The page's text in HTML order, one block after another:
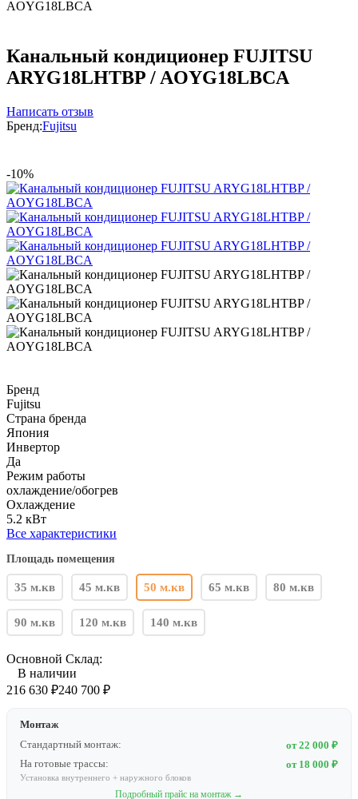
AOYG18LBCA
Канальный кондиционер FUJITSU
ARYG18LHTBP / AOYG18LBCA
Написать отзыв
Бренд:Fujitsu
-10%
Бренд
Fujitsu
Страна бренда
Япония
Инвертор
Да
Режим работы
охлаждение/обогрев
Охлаждение
5.2 кВт
Все характеристики
Площадь помещения
35 м.кв 45 м.кв 50 м.кв 65 м.кв 80 м.кв
90 м.кв 120 м.кв 140 м.кв
Основной Склад:
В наличии
216 630 ₽240 700 ₽
Монтаж
Стандартный монтаж:
от 22 000 ₽
На готовые трассы:
от 18 000 ₽
Установка внутреннего + наружного блоков
Подробный прайс на монтаж →